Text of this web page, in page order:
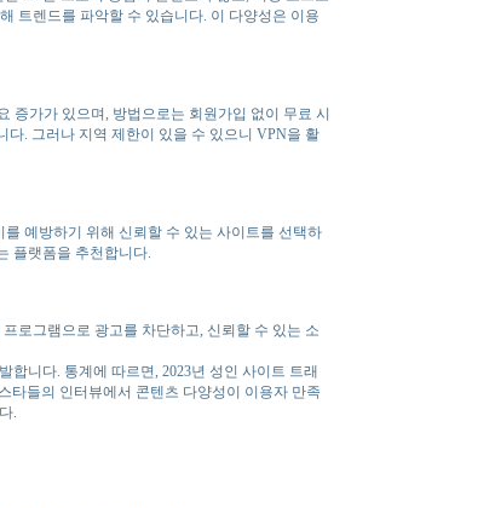
트렌드를 파악할 수 있습니다. 이 다양성은 이용
증가가 있으며, 방법으로는 회원가입 없이 무료 시
. 그러나 지역 제한이 있을 수 있으니 VPN을 활
예방하기 위해 신뢰할 수 있는 사이트를 선택하
플랫폼을 추천합니다.
로그램으로 광고를 차단하고, 신뢰할 수 있는 소
니다. 통계에 따르면, 2023년 성인 사이트 트래
타들의 인터뷰에서 콘텐츠 다양성이 이용자 만족
.